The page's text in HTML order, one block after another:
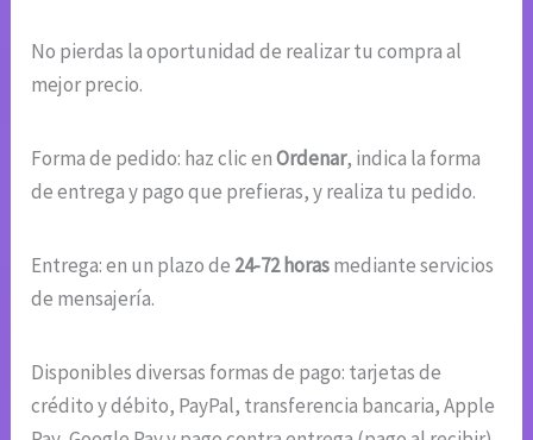
No pierdas la oportunidad de realizar tu compra al
mejor precio.
Forma de pedido: haz clic enOrdenar, indica la forma
de entrega y pago que prefieras, y realiza tu pedido.
Entrega: en un plazo de 24-72 horasmediante servicios
de mensajería.
Disponibles diversas formas de pago: tarjetas de
crédito y débito, PayPal, transferencia bancaria, Apple